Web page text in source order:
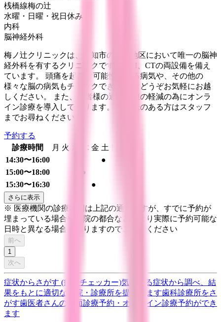
桟橋線梅の辻
水曜・日曜・祝日 休み
内科
脳神経外科
梅ノ辻クリニックは、高知市の潮江地区において唯一の脳神
経外科を有するクリニックです。MRI、CTの両設備を備え
ています。 頭痛を起こす可能性のある病気や、その他の
様々な脳の病気もチェックできます。 どうぞお気軽にお越
しください。 また、患者様の通院負担の軽減の為にオンラ
イン診療を導入しております。 ご興味のある方はスタッフ
までお尋ねください。
予約する
診療時間
月 火 木 金 土
14:30〜16:00
●
15:00〜18:00
●
15:30〜16:30
●
さらに表示
※ 医療機関の診療時間は上記の通りですが、すでに予約が
埋まっている場合や病院の都合などにより実際に予約可能な
日時と異なる場合がありますのでご了承ください
前へ
1
次へ
症状からさがす (症状チェッカー)気になる症状から調べ、結
果をもとに適切な病院・診療所を提案します歯科診療所をさ
がす歯医者さんの対面診療予約・オンライン診療予約ができ
ます